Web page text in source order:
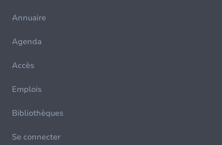
Annuaire
Agenda
Accès
Emplois
Bibliothèques
Se connecter